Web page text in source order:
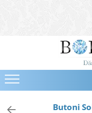
Bijuterii
Cercei
Bratari
Coliere
Butoni